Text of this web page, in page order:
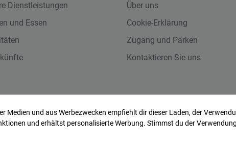
Dienstleistungen
und Essen
Über uns
Cookie-Erklärung
Zugang und Parken
Kontaktieren Sie uns
verwendet Cookies, um die Nutzererfahrung zu verbessern.
Medien und aus Werbezwecken empfiehlt dir dieser Laden, der
und erhältst personalisierte Werbung. Stimmst du der